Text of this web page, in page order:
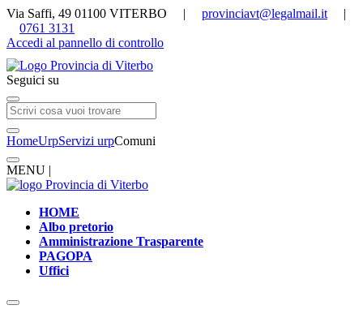
Via Saffi, 49 01100 VITERBO | provinciavt@legalmail.it |
0761 3131
Accedi al pannello di controllo
Seguici su
HomeUrpServizi urpComuni
MENU |
HOME
Albo pretorio
Amministrazione Trasparente
PAGOPA
Uffici